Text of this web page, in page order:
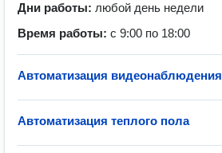
Дни работы: любой день недели
Время работы: с 9:00 по 18:00
Автоматизация видеонаблюдения
Автоматизация теплого пола